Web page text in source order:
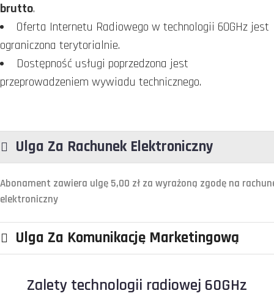
brutto.
Oferta Internetu Radiowego w technologii 60GHz jest
ograniczona terytorialnie.
Dostępność usługi poprzedzona jest
przeprowadzeniem wywiadu technicznego.
Ulga Za Rachunek Elektroniczny
Abonament zawiera ulgę 5,00 zł za wyrażoną zgodę na
elektroniczny
Ulga Za Komunikację Marketingową
Zalety technologii radiowej 60GHz